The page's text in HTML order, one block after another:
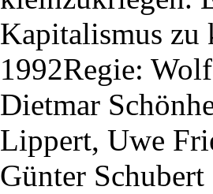
Kapitalismus
1992Regie:
Dietmar
Lippert, Uwe
Günter Schubert